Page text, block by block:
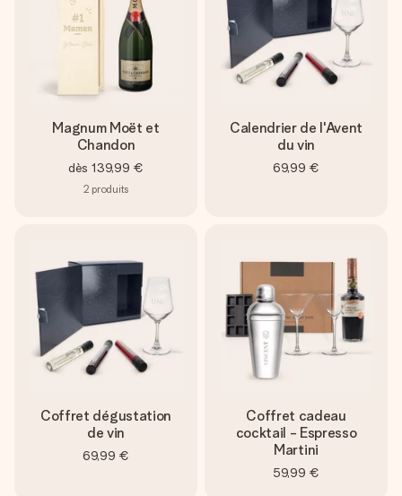
Magnum Moët et
Chandon
dès 139,99 €
2 produits
Calendrier de l'Avent
du vin
69,99 €
Coffret dégustation
de vin
69,99 €
Coffret cadeau
cocktail - Espresso
Martini
59,99 €